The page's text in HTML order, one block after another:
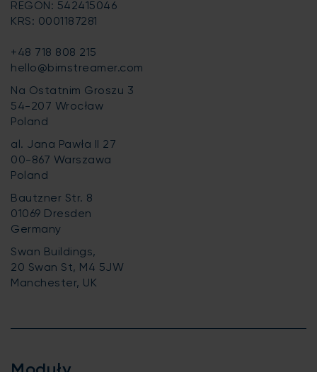
REGON: 542415046
KRS: 0001187281
+48 718 808 215
hello@bimstreamer.com
Na Ostatnim Groszu 3
54-207 Wrocław
Poland
al. Jana Pawła II 27
00-867 Warszawa
Poland
Bautzner Str. 8
01069 Dresden
Germany
Swan Buildings,
20 Swan St, M4 5JW
Manchester, UK